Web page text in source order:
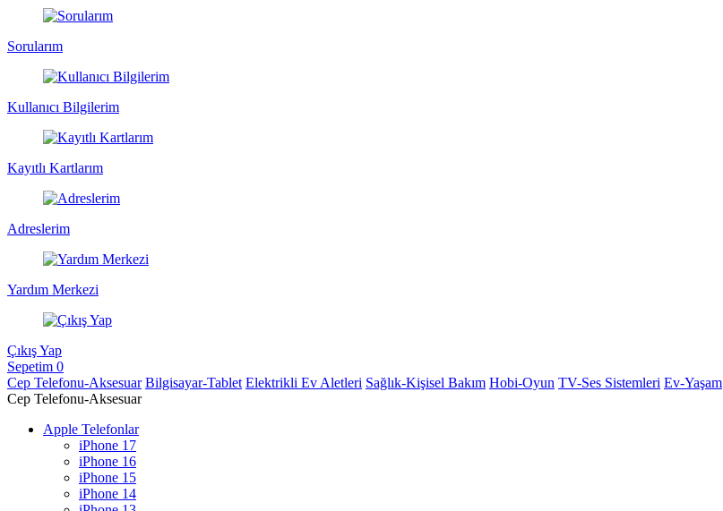
Sorularım
Kullanıcı Bilgilerim
Kayıtlı Kartlarım
Adreslerim
Yardım Merkezi
Çıkış Yap
Sepetim 0
Cep Telefonu-Aksesuar Bilgisayar-Tablet Elektrikli Ev Aletleri Sağlık-Kişisel Bakım Hobi-Oyun TV-Ses Sistemleri Ev-Yaşam
Cep Telefonu-Aksesuar
Apple Telefonlar
iPhone 17
iPhone 16
iPhone 15
iPhone 14